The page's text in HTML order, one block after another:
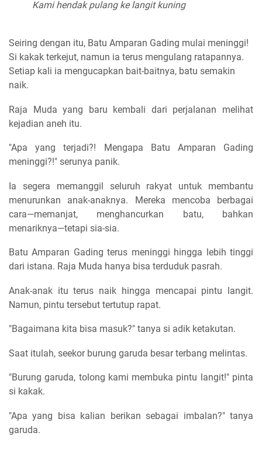
Kami hendak pulang ke langit kuning
Seiring dengan itu, Batu Amparan Gading mulai meninggi!
Si kakak terkejut, namun ia terus mengulang ratapannya.
Setiap kali ia mengucapkan bait-baitnya, batu semakin
naik.
Raja Muda yang baru kembali dari perjalanan melihat
kejadian aneh itu.
"Apa yang terjadi?! Mengapa Batu Amparan Gading
meninggi?!" serunya panik.
Ia segera memanggil seluruh rakyat untuk membantu
menurunkan anak-anaknya. Mereka mencoba berbagai
cara—memanjat, menghancurkan batu, bahkan
menariknya—tetapi sia-sia.
Batu Amparan Gading terus meninggi hingga lebih tinggi
dari istana. Raja Muda hanya bisa terduduk pasrah.
Anak-anak itu terus naik hingga mencapai pintu langit.
Namun, pintu tersebut tertutup rapat.
"Bagaimana kita bisa masuk?" tanya si adik ketakutan.
Saat itulah, seekor burung garuda besar terbang melintas.
"Burung garuda, tolong kami membuka pintu langit!" pinta
si kakak.
"Apa yang bisa kalian berikan sebagai imbalan?" tanya
garuda.